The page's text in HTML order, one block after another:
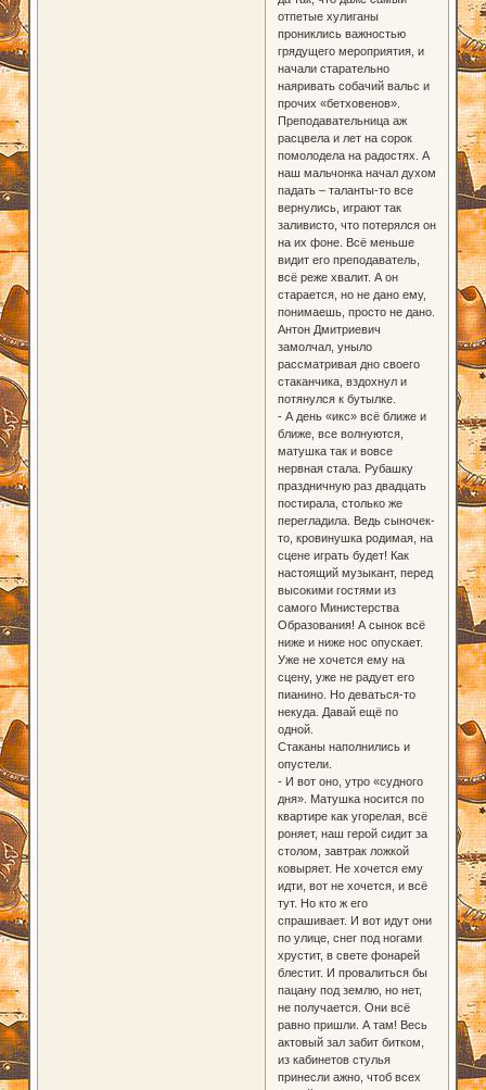
отпетые хулиганы
прониклись важностью
грядущего мероприятия, и
начали старательно
наяривать собачий вальс и
прочих «бетховенов».
Преподавательница аж
расцвела и лет на сорок
помолодела на радостях. А
наш мальчонка начал духом
падать – таланты-то все
вернулись, играют так
заливисто, что потерялся он
на их фоне. Всё меньше
видит его преподаватель,
всё реже хвалит. А он
старается, но не дано ему,
понимаешь, просто не дано.
Антон Дмитриевич
замолчал, уныло
рассматривая дно своего
стаканчика, вздохнул и
потянулся к бутылке.
- А день «икс» всё ближе и
ближе, все волнуются,
матушка так и вовсе
нервная стала. Рубашку
праздничную раз двадцать
постирала, столько же
перегладила. Ведь сыночек-
то, кровинушка родимая, на
сцене играть будет! Как
настоящий музыкант, перед
высокими гостями из
самого Министерства
Образования! А сынок всё
ниже и ниже нос опускает.
Уже не хочется ему на
сцену, уже не радует его
пианино. Но деваться-то
некуда. Давай ещё по
одной.
Стаканы наполнились и
опустели.
- И вот оно, утро «судного
дня». Матушка носится по
квартире как угорелая, всё
роняет, наш герой сидит за
столом, завтрак ложкой
ковыряет. Не хочется ему
идти, вот не хочется, и всё
тут. Но кто ж его
спрашивает. И вот идут они
по улице, снег под ногами
хрустит, в свете фонарей
блестит. И провалиться бы
пацану под землю, но нет,
не получается. Они всё
равно пришли. А там! Весь
актовый зал забит битком,
из кабинетов стулья
принесли ажно, чтоб всех